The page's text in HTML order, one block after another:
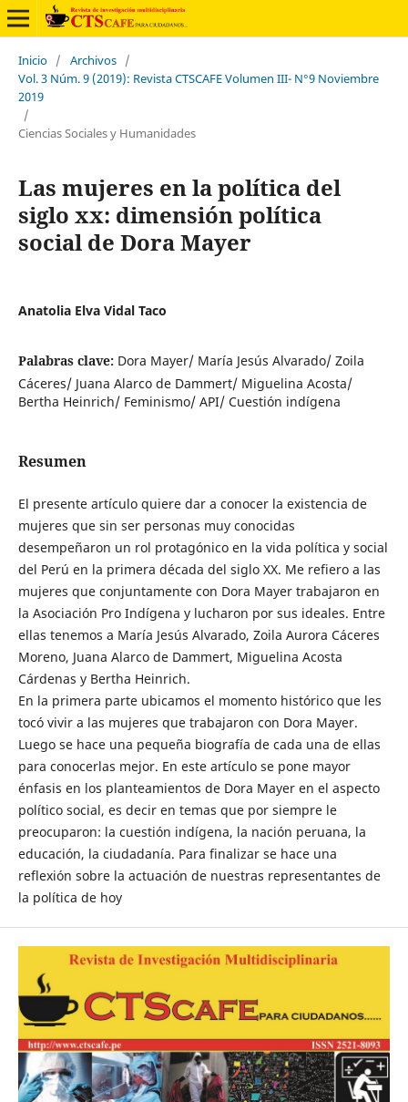
Inicio / Archivos /
Vol. 3 Núm. 9 (2019): Revista CTSCAFE Volumen III- N°9 Noviembre
2019
/
Ciencias Sociales y Humanidades
Las mujeres en la política del
siglo xx: dimensión política
social de Dora Mayer
Anatolia Elva Vidal Taco
Palabras clave: Dora Mayer/ María Jesús Alvarado/ Zoila
Cáceres/ Juana Alarco de Dammert/ Miguelina Acosta/
Bertha Heinrich/ Feminismo/ API/ Cuestión indígena
Resumen
El presente artículo quiere dar a conocer la existencia de
mujeres que sin ser personas muy conocidas
desempeñaron un rol protagónico en la vida política y social
del Perú en la primera década del siglo XX. Me refiero a las
mujeres que conjuntamente con Dora Mayer trabajaron en
la Asociación Pro Indígena y lucharon por sus ideales. Entre
ellas tenemos a María Jesús Alvarado, Zoila Aurora Cáceres
Moreno, Juana Alarco de Dammert, Miguelina Acosta
Cárdenas y Bertha Heinrich.
En la primera parte ubicamos el momento histórico que les
tocó vivir a las mujeres que trabajaron con Dora Mayer.
Luego se hace una pequeña biografía de cada una de ellas
para conocerlas mejor. En este artículo se pone mayor
énfasis en los planteamientos de Dora Mayer en el aspecto
político social, es decir en temas que por siempre le
preocuparon: la cuestión indígena, la nación peruana, la
educación, la ciudadanía. Para finalizar se hace una
reflexión sobre la actuación de nuestras representantes de
la política de hoy